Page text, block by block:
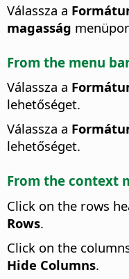
Válassza a
magasság
From the menu
Válassza a
lehetőséget.
Válassza a
lehetőséget.
From the context
Click on the rows
Rows.
Click on the
Hide Columns.